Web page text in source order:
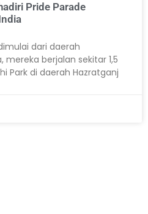
Pride Parade
dari daerah
mereka berjalan sekitar 1,5
Park di daerah Hazratganj